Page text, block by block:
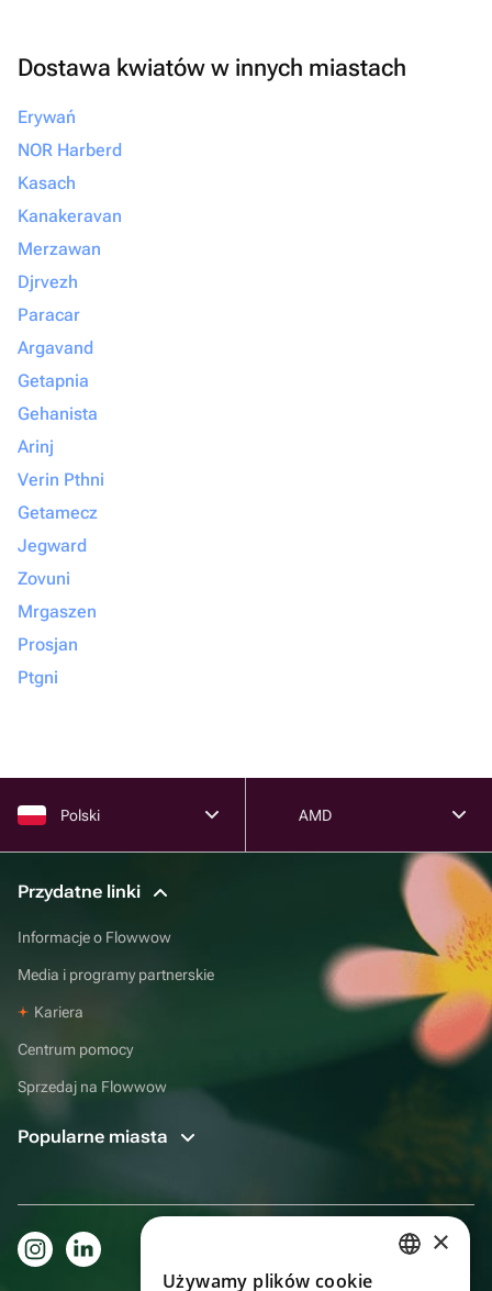
Dostawa kwiatów w innych miastach
Erywań
NOR Harberd
Kasach
Kanakeravan
Merzawan
Djrvezh
Paracar
Argavand
Getapnia
Gehanista
Arinj
Verin Pthni
Getamecz
Jegward
Zovuni
Mrgaszen
Prosjan
Ptgni
Polski AMD
Przydatne linki
Informacje o Flowwow
Media i programy partnerskie
Kariera
Centrum pomocy
Sprzedaj na Flowwow
Popularne miasta
×
Używamy plików cookie